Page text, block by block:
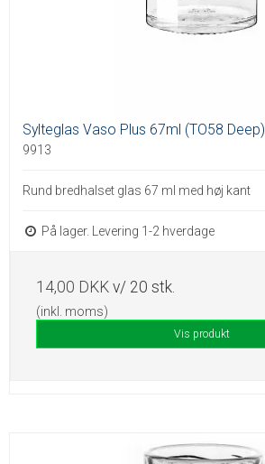
Sylteglas Vaso Plus 67ml (TO58 Deep)
9913
Rund bredhalset glas 67 ml med høj kant
På lager. Levering 1-2 hverdage
14,00 DKK v/ 20 stk.
(inkl. moms)
Vis produkt